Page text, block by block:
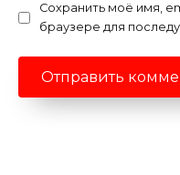
Сохранить моё имя,
браузере для